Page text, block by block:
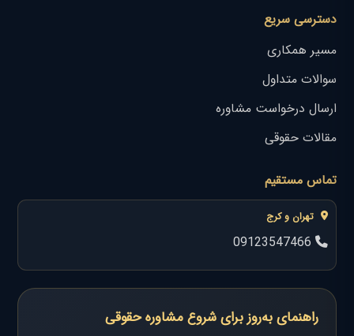
دسترسی سریع
مسیر همکاری
سوالات متداول
ارسال درخواست مشاوره
مقالات حقوقی
تماس مستقیم
تهران و کرج
راهنمای به‌روز برای شروع مشاوره حقوقی